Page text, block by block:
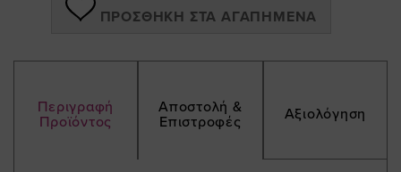
ΠΡΟΣΘΉΚΗ ΣΤΑ ΑΓΑΠΗΜΈΝΑ
Περιγραφή
Προϊόντος
Αποστολή &
Επιστροφές
Αξιολόγηση